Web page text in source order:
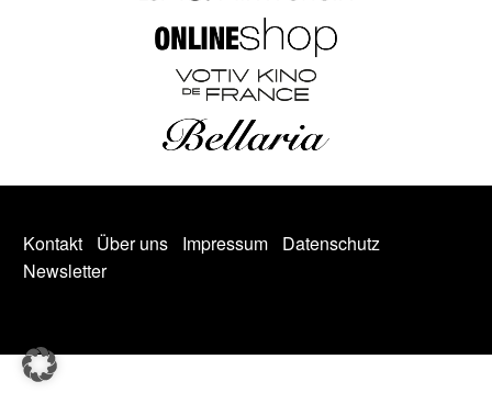
Kontakt Über uns Impressum
Datenschutz
Newsletter